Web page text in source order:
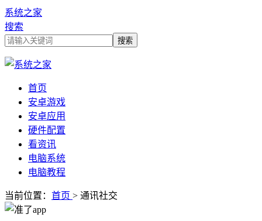
系统之家
搜索
首页
安卓游戏
安卓应用
硬件配置
看资讯
电脑系统
电脑教程
当前位置： 首页 > 通讯社交